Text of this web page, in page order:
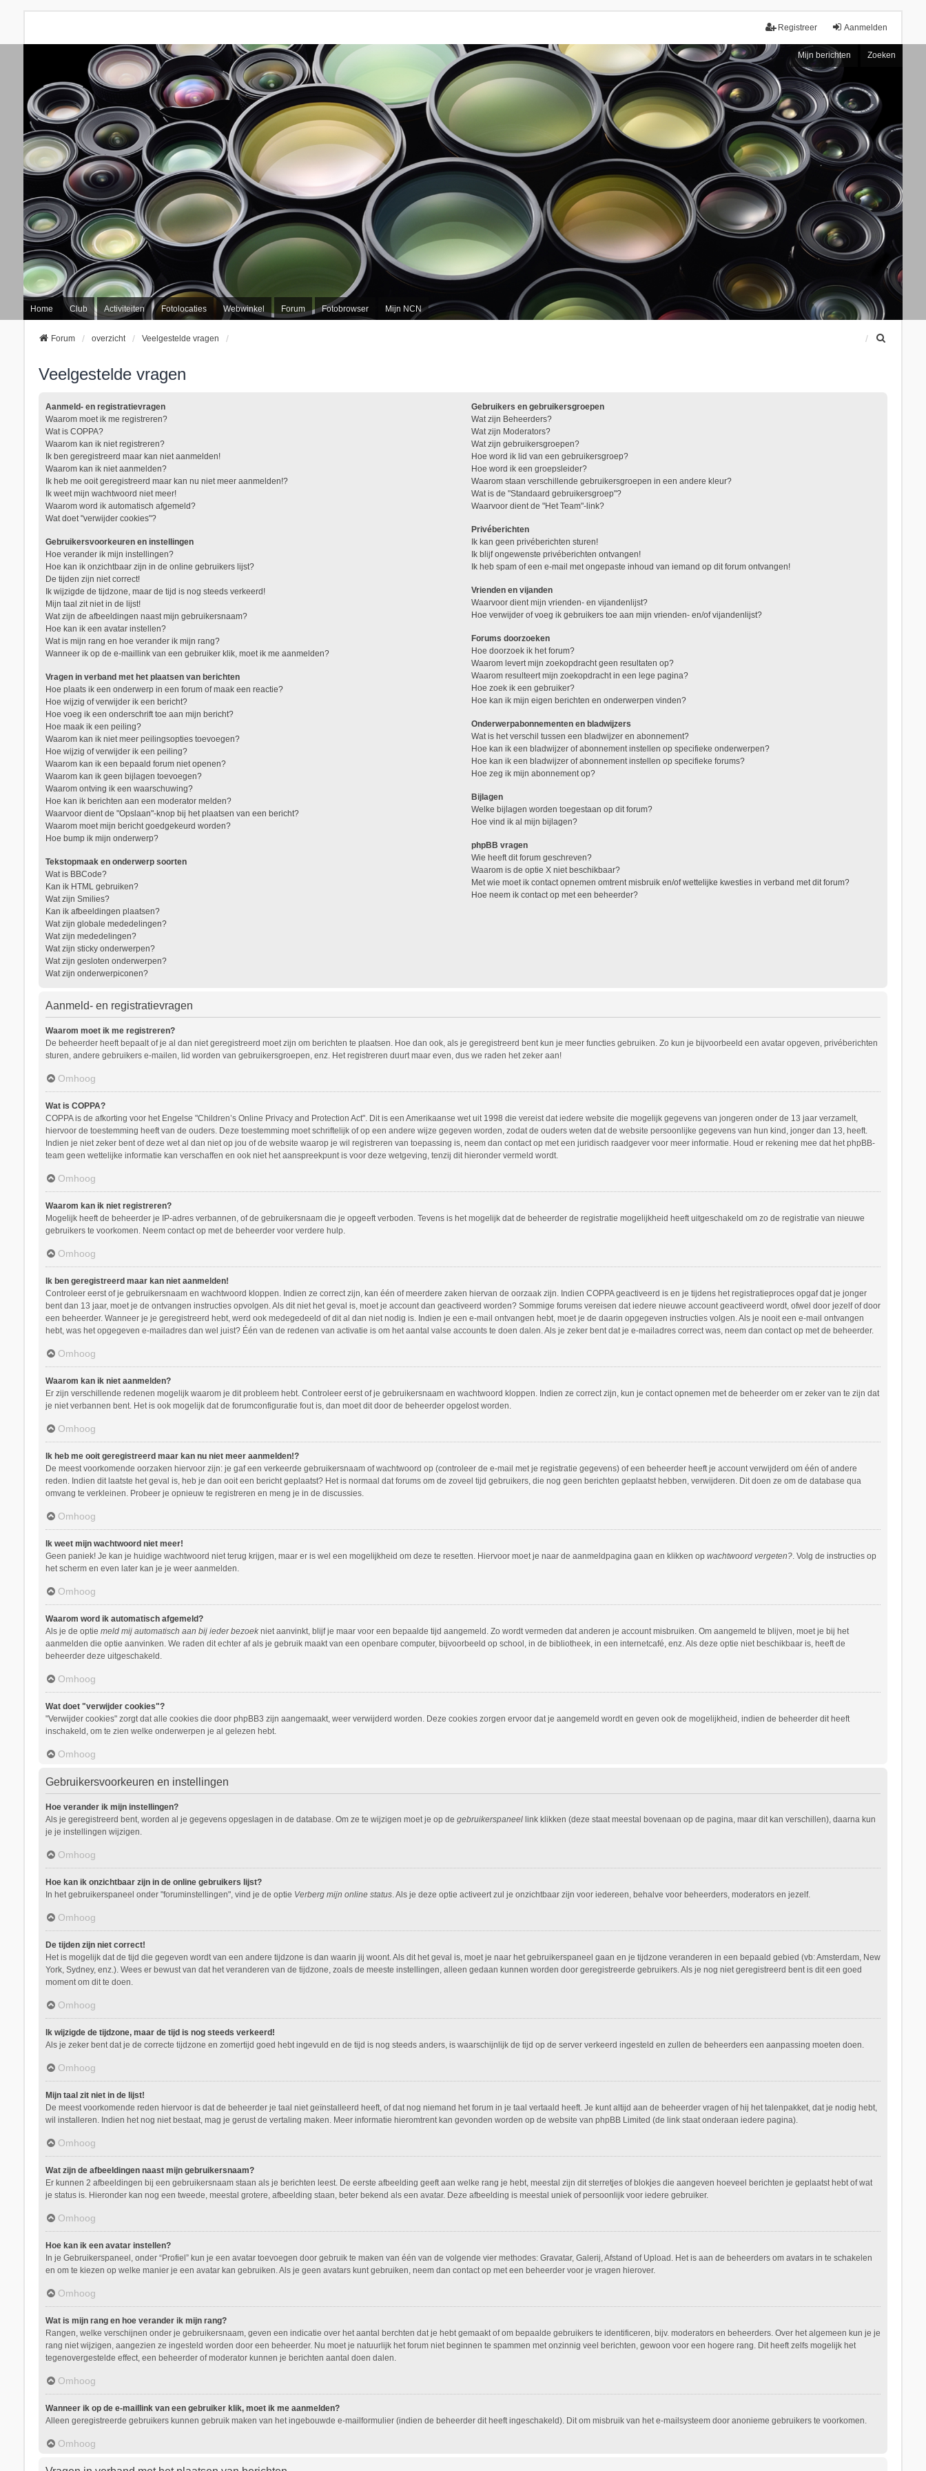
Aanmelden
Registreer
Mijn berichten Zoeken
Home Club Activiteiten Fotolocaties Webwinkel Forum Fotobrowser Mijn NCN
Forum overzicht Veelgestelde vragen
Veelgestelde vragen
Aanmeld- en registratievragen
Waarom moet ik me registreren?
Wat is COPPA?
Waarom kan ik niet registreren?
Ik ben geregistreerd maar kan niet aanmelden!
Waarom kan ik niet aanmelden?
Ik heb me ooit geregistreerd maar kan nu niet meer aanmelden!?
Ik weet mijn wachtwoord niet meer!
Waarom word ik automatisch afgemeld?
Wat doet "verwijder cookies"?
Gebruikersvoorkeuren en instellingen
Hoe verander ik mijn instellingen?
Hoe kan ik onzichtbaar zijn in de online gebruikers lijst?
De tijden zijn niet correct!
Ik wijzigde de tijdzone, maar de tijd is nog steeds verkeerd!
Mijn taal zit niet in de lijst!
Wat zijn de afbeeldingen naast mijn gebruikersnaam?
Hoe kan ik een avatar instellen?
Wat is mijn rang en hoe verander ik mijn rang?
Wanneer ik op de e-maillink van een gebruiker klik, moet ik me aanmelden?
Vragen in verband met het plaatsen van berichten
Hoe plaats ik een onderwerp in een forum of maak een reactie?
Hoe wijzig of verwijder ik een bericht?
Hoe voeg ik een onderschrift toe aan mijn bericht?
Hoe maak ik een peiling?
Waarom kan ik niet meer peilingsopties toevoegen?
Hoe wijzig of verwijder ik een peiling?
Waarom kan ik een bepaald forum niet openen?
Waarom kan ik geen bijlagen toevoegen?
Waarom ontving ik een waarschuwing?
Hoe kan ik berichten aan een moderator melden?
Waarvoor dient de "Opslaan"-knop bij het plaatsen van een bericht?
Waarom moet mijn bericht goedgekeurd worden?
Hoe bump ik mijn onderwerp?
Tekstopmaak en onderwerp soorten
Wat is BBCode?
Kan ik HTML gebruiken?
Wat zijn Smilies?
Kan ik afbeeldingen plaatsen?
Wat zijn globale mededelingen?
Wat zijn mededelingen?
Wat zijn sticky onderwerpen?
Wat zijn gesloten onderwerpen?
Wat zijn onderwerpiconen?
Gebruikers en gebruikersgroepen
Wat zijn Beheerders?
Wat zijn Moderators?
Wat zijn gebruikersgroepen?
Hoe word ik lid van een gebruikersgroep?
Hoe word ik een groepsleider?
Waarom staan verschillende gebruikersgroepen in een andere kleur?
Wat is de "Standaard gebruikersgroep"?
Waarvoor dient de "Het Team"-link?
Privéberichten
Ik kan geen privéberichten sturen!
Ik blijf ongewenste privéberichten ontvangen!
Ik heb spam of een e-mail met ongepaste inhoud van iemand op dit forum ontvangen!
Vrienden en vijanden
Waarvoor dient mijn vrienden- en vijandenlijst?
Hoe verwijder of voeg ik gebruikers toe aan mijn vrienden- en/of vijandenlijst?
Forums doorzoeken
Hoe doorzoek ik het forum?
Waarom levert mijn zoekopdracht geen resultaten op?
Waarom resulteert mijn zoekopdracht in een lege pagina?
Hoe zoek ik een gebruiker?
Hoe kan ik mijn eigen berichten en onderwerpen vinden?
Onderwerpabonnementen en bladwijzers
Wat is het verschil tussen een bladwijzer en abonnement?
Hoe kan ik een bladwijzer of abonnement instellen op specifieke onderwerpen?
Hoe kan ik een bladwijzer of abonnement instellen op specifieke forums?
Hoe zeg ik mijn abonnement op?
Bijlagen
Welke bijlagen worden toegestaan op dit forum?
Hoe vind ik al mijn bijlagen?
phpBB vragen
Wie heeft dit forum geschreven?
Waarom is de optie X niet beschikbaar?
Met wie moet ik contact opnemen omtrent misbruik en/of wettelijke kwesties in verband met dit forum?
Hoe neem ik contact op met een beheerder?
Aanmeld- en registratievragen
Waarom moet ik me registreren?
De beheerder heeft bepaalt of je al dan niet geregistreerd moet zijn om berichten te plaatsen. Hoe dan ook, als je geregistreerd bent kun je meer functies gebruiken. Zo kun je bijvoorbeeld een avatar opgeven, privéberichten
sturen, andere gebruikers e-mailen, lid worden van gebruikersgroepen, enz. Het registreren duurt maar even, dus we raden het zeker aan!
Omhoog
Wat is COPPA?
COPPA is de afkorting voor het Engelse "Children’s Online Privacy and Protection Act". Dit is een Amerikaanse wet uit 1998 die vereist dat iedere website die mogelijk gegevens van jongeren onder de 13 jaar verzamelt,
hiervoor de toestemming heeft van de ouders. Deze toestemming moet schriftelijk of op een andere wijze gegeven worden, zodat de ouders weten dat de website persoonlijke gegevens van hun kind, jonger dan 13, heeft.
Indien je niet zeker bent of deze wet al dan niet op jou of de website waarop je wil registreren van toepassing is, neem dan contact op met een juridisch raadgever voor meer informatie. Houd er rekening mee dat het phpBB-
team geen wettelijke informatie kan verschaffen en ook niet het aanspreekpunt is voor deze wetgeving, tenzij dit hieronder vermeld wordt.
Omhoog
Waarom kan ik niet registreren?
Mogelijk heeft de beheerder je IP-adres verbannen, of de gebruikersnaam die je opgeeft verboden. Tevens is het mogelijk dat de beheerder de registratie mogelijkheid heeft uitgeschakeld om zo de registratie van nieuwe
gebruikers te voorkomen. Neem contact op met de beheerder voor verdere hulp.
Omhoog
Ik ben geregistreerd maar kan niet aanmelden!
Controleer eerst of je gebruikersnaam en wachtwoord kloppen. Indien ze correct zijn, kan één of meerdere zaken hiervan de oorzaak zijn. Indien COPPA geactiveerd is en je tijdens het registratieproces opgaf dat je jonger
bent dan 13 jaar, moet je de ontvangen instructies opvolgen. Als dit niet het geval is, moet je account dan geactiveerd worden? Sommige forums vereisen dat iedere nieuwe account geactiveerd wordt, ofwel door jezelf of door
een beheerder. Wanneer je je geregistreerd hebt, werd ook medegedeeld of dit al dan niet nodig is. Indien je een e-mail ontvangen hebt, moet je de daarin opgegeven instructies volgen. Als je nooit een e-mail ontvangen
hebt, was het opgegeven e-mailadres dan wel juist? Één van de redenen van activatie is om het aantal valse accounts te doen dalen. Als je zeker bent dat je e-mailadres correct was, neem dan contact op met de beheerder.
Omhoog
Waarom kan ik niet aanmelden?
Er zijn verschillende redenen mogelijk waarom je dit probleem hebt. Controleer eerst of je gebruikersnaam en wachtwoord kloppen. Indien ze correct zijn, kun je contact opnemen met de beheerder om er zeker van te zijn dat
je niet verbannen bent. Het is ook mogelijk dat de forumconfiguratie fout is, dan moet dit door de beheerder opgelost worden.
Omhoog
Ik heb me ooit geregistreerd maar kan nu niet meer aanmelden!?
De meest voorkomende oorzaken hiervoor zijn: je gaf een verkeerde gebruikersnaam of wachtwoord op (controleer de e-mail met je registratie gegevens) of een beheerder heeft je account verwijderd om één of andere
reden. Indien dit laatste het geval is, heb je dan ooit een bericht geplaatst? Het is normaal dat forums om de zoveel tijd gebruikers, die nog geen berichten geplaatst hebben, verwijderen. Dit doen ze om de database qua
omvang te verkleinen. Probeer je opnieuw te registreren en meng je in de discussies.
Omhoog
Ik weet mijn wachtwoord niet meer!
Geen paniek! Je kan je huidige wachtwoord niet terug krijgen, maar er is wel een mogelijkheid om deze te resetten. Hiervoor moet je naar de aanmeldpagina gaan en klikken op wachtwoord vergeten?. Volg de instructies op
het scherm en even later kan je je weer aanmelden.
Omhoog
Waarom word ik automatisch afgemeld?
Als je de optie meld mij automatisch aan bij ieder bezoekniet aanvinkt, blijf je maar voor een bepaalde tijd aangemeld. Zo wordt vermeden dat anderen je account misbruiken. Om aangemeld te blijven, moet je bij het
aanmelden die optie aanvinken. We raden dit echter af als je gebruik maakt van een openbare computer, bijvoorbeeld op school, in de bibliotheek, in een internetcafé, enz. Als deze optie niet beschikbaar is, heeft de
beheerder deze uitgeschakeld.
Omhoog
Wat doet "verwijder cookies"?
"Verwijder cookies" zorgt dat alle cookies die door phpBB3 zijn aangemaakt, weer verwijderd worden. Deze cookies zorgen ervoor dat je aangemeld wordt en geven ook de mogelijkheid, indien de beheerder dit heeft
inschakeld, om te zien welke onderwerpen je al gelezen hebt.
Omhoog
Gebruikersvoorkeuren en instellingen
Hoe verander ik mijn instellingen?
Als je geregistreerd bent, worden al je gegevens opgeslagen in de database. Om ze te wijzigen moet je op de gebruikerspaneellink klikken (deze staat meestal bovenaan op de pagina, maar dit kan verschillen), daarna kun
je je instellingen wijzigen.
Omhoog
Hoe kan ik onzichtbaar zijn in de online gebruikers lijst?
In het gebruikerspaneel onder "foruminstellingen", vind je de optie Verberg mijn online status. Als je deze optie activeert zul je onzichtbaar zijn voor iedereen, behalve voor beheerders, moderators en jezelf.
Omhoog
De tijden zijn niet correct!
Het is mogelijk dat de tijd die gegeven wordt van een andere tijdzone is dan waarin jij woont. Als dit het geval is, moet je naar het gebruikerspaneel gaan en je tijdzone veranderen in een bepaald gebied (vb: Amsterdam, New
York, Sydney, enz.). Wees er bewust van dat het veranderen van de tijdzone, zoals de meeste instellingen, alleen gedaan kunnen worden door geregistreerde gebruikers. Als je nog niet geregistreerd bent is dit een goed
moment om dit te doen.
Omhoog
Ik wijzigde de tijdzone, maar de tijd is nog steeds verkeerd!
Als je zeker bent dat je de correcte tijdzone en zomertijd goed hebt ingevuld en de tijd is nog steeds anders, is waarschijnlijk de tijd op de server verkeerd ingesteld en zullen de beheerders een aanpassing moeten doen.
Omhoog
Mijn taal zit niet in de lijst!
De meest voorkomende reden hiervoor is dat de beheerder je taal niet geïnstalleerd heeft, of dat nog niemand het forum in je taal vertaald heeft. Je kunt altijd aan de beheerder vragen of hij het talenpakket, dat je nodig hebt,
wil installeren. Indien het nog niet bestaat, mag je gerust de vertaling maken. Meer informatie hieromtrent kan gevonden worden op de website van phpBB Limited (de link staat onderaan iedere pagina).
Omhoog
Wat zijn de afbeeldingen naast mijn gebruikersnaam?
Er kunnen 2 afbeeldingen bij een gebruikersnaam staan als je berichten leest. De eerste afbeelding geeft aan welke rang je hebt, meestal zijn dit sterretjes of blokjes die aangeven hoeveel berichten je geplaatst hebt of wat
je status is. Hieronder kan nog een tweede, meestal grotere, afbeelding staan, beter bekend als een avatar. Deze afbeelding is meestal uniek of persoonlijk voor iedere gebruiker.
Omhoog
Hoe kan ik een avatar instellen?
In je Gebruikerspaneel, onder “Profiel” kun je een avatar toevoegen door gebruik te maken van één van de volgende vier methodes: Gravatar, Galerij, Afstand of Upload. Het is aan de beheerders om avatars in te schakelen
en om te kiezen op welke manier je een avatar kan gebruiken. Als je geen avatars kunt gebruiken, neem dan contact op met een beheerder voor je vragen hierover.
Omhoog
Wat is mijn rang en hoe verander ik mijn rang?
Rangen, welke verschijnen onder je gebruikersnaam, geven een indicatie over het aantal berchten dat je hebt gemaakt of om bepaalde gebruikers te identificeren, bijv. moderators en beheerders. Over het algemeen kun je je
rang niet wijzigen, aangezien ze ingesteld worden door een beheerder. Nu moet je natuurlijk het forum niet beginnen te spammen met onzinnig veel berichten, gewoon voor een hogere rang. Dit heeft zelfs mogelijk het
tegenovergestelde effect, een beheerder of moderator kunnen je berichten aantal doen dalen.
Omhoog
Wanneer ik op de e-maillink van een gebruiker klik, moet ik me aanmelden?
Alleen geregistreerde gebruikers kunnen gebruik maken van het ingebouwde e-mailformulier (indien de beheerder dit heeft ingeschakeld). Dit om misbruik van het e-mailsysteem door anonieme gebruikers te voorkomen.
Omhoog